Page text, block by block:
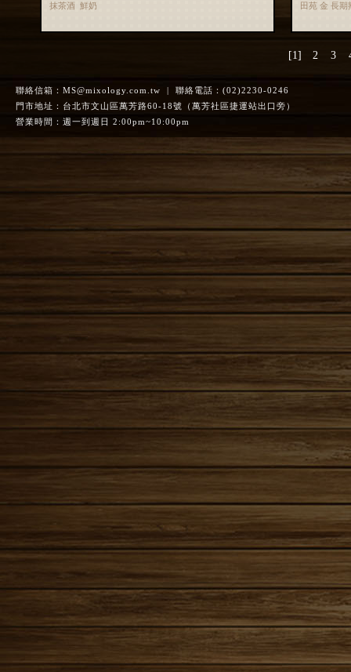
抹茶酒 鮮奶 田苑 金 長
[1] 2 3
聯絡信箱： MS@mixology.com.tw | 聯絡電話：(02)2230-0246
門市地址：台北市文山區萬芳路60-18號（萬芳社區捷運站出口旁）
營業時間：週一到週日 2:00pm~10:00pm